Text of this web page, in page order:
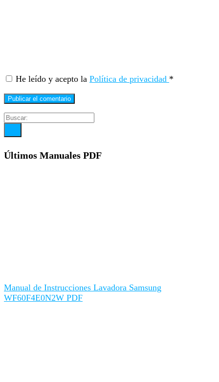
He leído y acepto la Política de privacidad *
Últimos Manuales PDF
Manual de Instrucciones Lavadora Samsung
WF60F4E0N2W PDF